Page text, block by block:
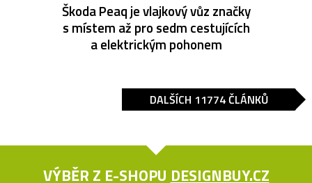
Škoda Peaq je vlajkový vůz značky
s místem až pro sedm cestujících
a elektrickým pohonem
DALŠÍCH 11774 ČLÁNKŮ
VÝBĚR Z E-SHOPU DESIGNBUY.CZ